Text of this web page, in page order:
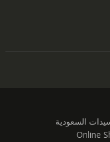
السعودية
Online